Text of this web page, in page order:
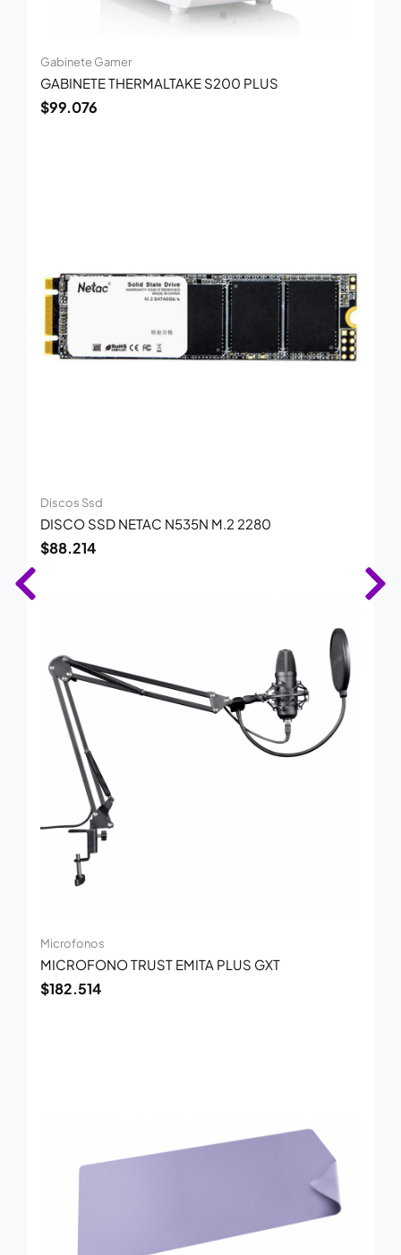
Gabinete Gamer
GABINETE THERMALTAKE S200 PLUS
$99.076
Discos Ssd
DISCO SSD NETAC N535N M.2 2280
$88.214
Microfonos
MICROFONO TRUST EMITA PLUS GXT
$182.514